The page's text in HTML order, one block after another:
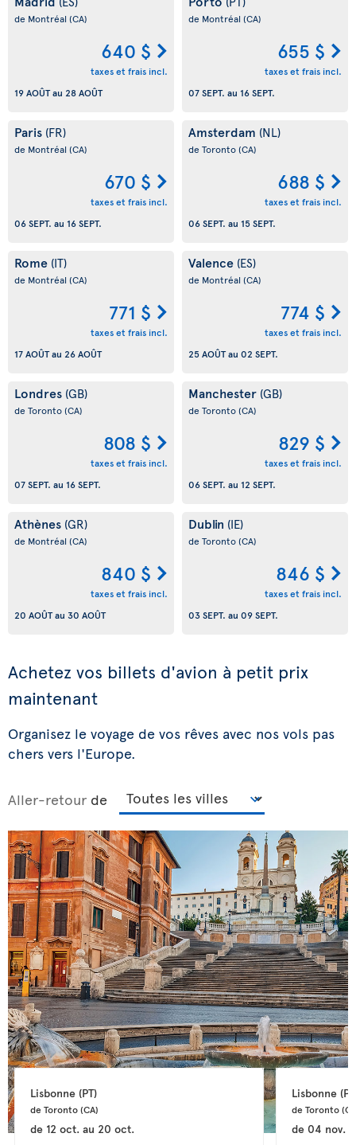
de Montréal (CA)
640 $
taxes et frais incl.
19 AOÛTau 28 AOÛT
de Montréal (CA)
655 $
taxes et frais incl.
07 SEPT. au 16 SEPT.
Paris (FR)
de Montréal (CA)
670 $
taxes et frais incl.
06 SEPT. au 16 SEPT.
Amsterdam (NL)
de Toronto(CA)
688 $
taxes et frais incl.
06 SEPT. au 15 SEPT.
Rome (IT)
de Montréal (CA)
771 $
taxes et frais incl.
17 AOÛTau 26 AOÛT
Valence (ES)
de Montréal (CA)
774 $
taxes et frais incl.
25 AOÛTau 02 SEPT.
Londres (GB)
de Toronto(CA)
808 $
taxes et frais incl.
07 SEPT. au 16 SEPT.
Manchester (GB)
de Toronto(CA)
829 $
taxes et frais incl.
06 SEPT. au 12 SEPT.
Athènes (GR)
de Montréal (CA)
840 $
taxes et frais incl.
20 AOÛTau 30 AOÛT
Dublin (IE)
de Toronto(CA)
846 $
taxes et frais incl.
03 SEPT. au 09 SEPT.
Achetez vos billets d'avion à petit prix
maintenant
Organisez le voyage de vos rêves avec nos vols pas
chers vers l'Europe.
Aller-retour de
Lisbonne (PT)
de Toronto (CA)
de 12 oct.au 20 oct.
Lisbonne
de Toronto
de 04 nov.